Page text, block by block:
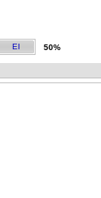
EI 50%